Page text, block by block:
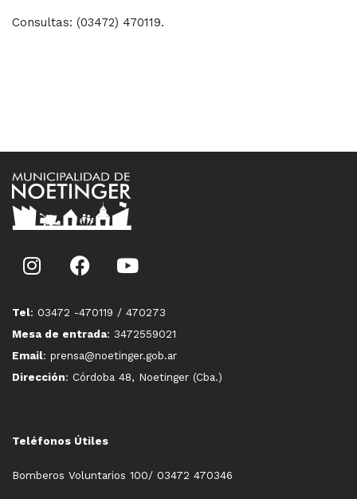
Consultas: (03472) 470119.
Tel: 03472 -470119 / 470273
Mesa de entrada: 3472559021
Email: prensa@noetinger.gob.ar
Dirección: Córdoba 48, Noetinger (Cba.)
Teléfonos Útiles
Bomberos Voluntarios 100/ 03472 470346